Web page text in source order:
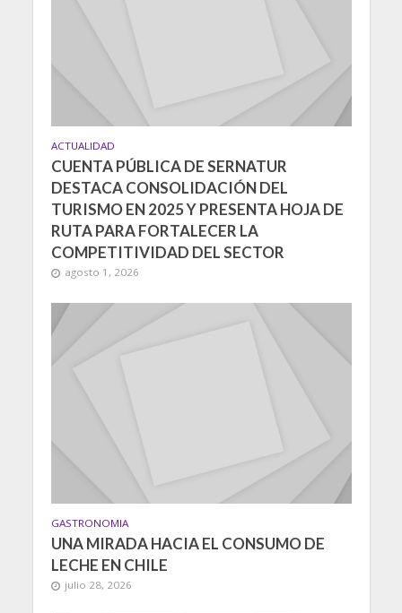
ACTUALIDAD
CUENTA PÚBLICA DE SERNATUR
DESTACA CONSOLIDACIÓN DEL
TURISMO EN 2025 Y PRESENTA HOJA DE
RUTA PARA FORTALECER LA
COMPETITIVIDAD DEL SECTOR
agosto 1, 2026
GASTRONOMIA
UNA MIRADA HACIA EL CONSUMO DE
LECHE EN CHILE
julio 28, 2026